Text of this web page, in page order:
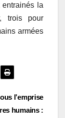
la
trois pour
armées
l’emprise
humains :